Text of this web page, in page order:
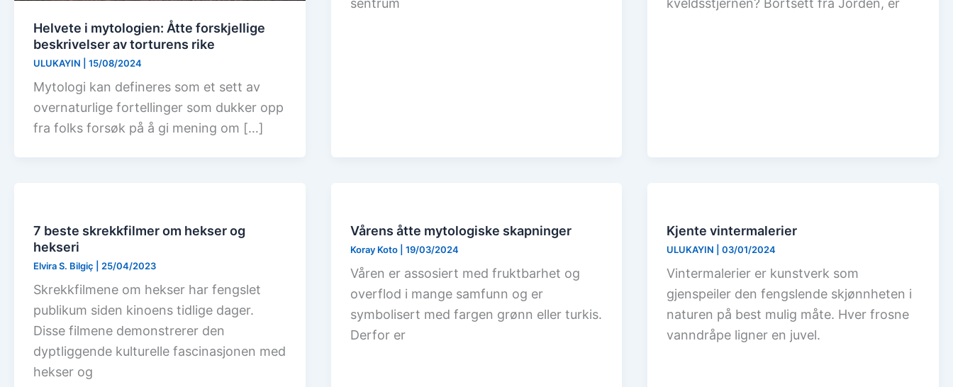
Helvete i mytologien: Åtte forskjellige
beskrivelser av torturens rike
ULUKAYIN 15/08/2024
Mytologi kan defineres som et sett av
overnaturlige fortellinger som dukker opp
fra folks forsøk på å gi mening om […]
sentrum
kveldsstjernen? Bortsett fra Jorden, er
7 beste skrekkfilmer om hekser og
hekseri
Elvira S. Bilgiç 25/04/2023
Skrekkfilmene om hekser har fengslet
publikum siden kinoens tidlige dager.
Disse filmene demonstrerer den
dyptliggende kulturelle fascinasjonen med
hekser og
Vårens åtte mytologiske skapninger
Koray Koto 19/03/2024
Våren er assosiert med fruktbarhet og
overflod i mange samfunn og er
symbolisert med fargen grønn eller turkis.
Derfor er
Kjente vintermalerier
ULUKAYIN |03/01/2024
Vintermalerier er kunstverk som
gjenspeiler den fengslende skjønnheten i
naturen på best mulig måte. Hver frosne
vanndråpe ligner en juvel.